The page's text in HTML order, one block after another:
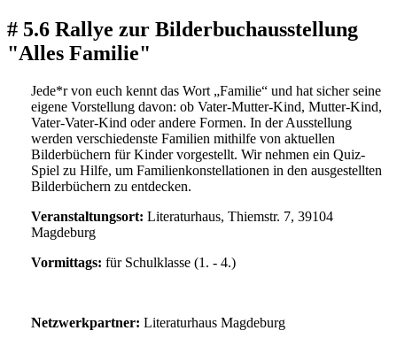
# 5.6 Rallye zur Bilderbuchausstellung
"Alles Familie"
Jede*r von euch kennt das Wort „Familie“ und hat sicher seine
eigene Vorstellung davon: ob Vater-Mutter-Kind, Mutter-Kind,
Vater-Vater-Kind oder andere Formen. In der Ausstellung
werden verschiedenste Familien mithilfe von aktuellen
Bilderbüchern für Kinder vorgestellt. Wir nehmen ein Quiz-
Spiel zu Hilfe, um Familienkonstellationen in den ausgestellten
Bilderbüchern zu entdecken.
Veranstaltungsort: Literaturhaus, Thiemstr. 7, 39104
Magdeburg
Vormittags: für Schulklasse (1. - 4.)
Netzwerkpartner: Literaturhaus Magdeburg